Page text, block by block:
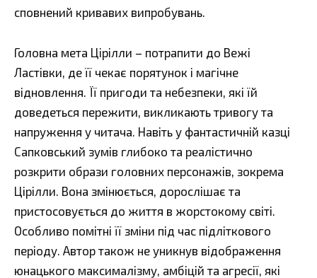
сповнений кривавих випробувань.
Головна мета Цірілли – потрапити до Вежі
Ластівки, де її чекає порятунок і магічне
відновлення. Її пригоди та небезпеки, які їй
доведеться пережити, викликають тривогу та
напруження у читача. Навіть у фантастичній казці
Сапковський зумів глибоко та реалістично
розкрити образи головних персонажів, зокрема
Цірілли. Вона змінюється, дорослішає та
пристосовується до життя в жорстокому світі.
Особливо помітні її зміни під час підліткового
періоду. Автор також не уникнув відображення
юнацького максималізму, амбіцій та агресії, які